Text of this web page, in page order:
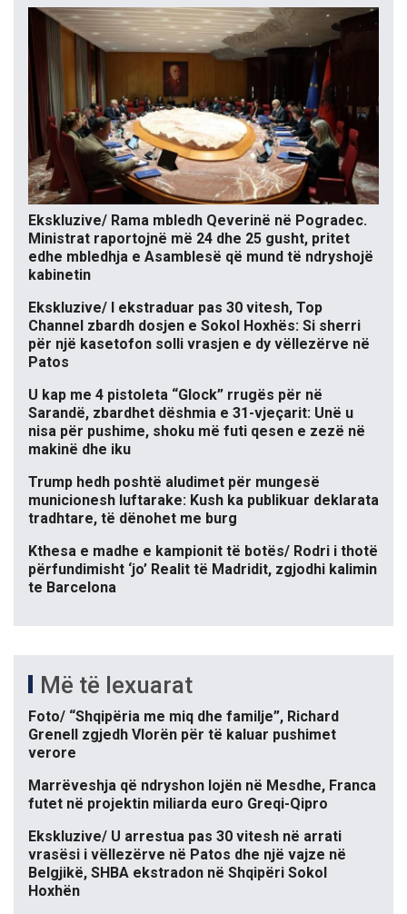
Ekskluzive/ Rama mbledh Qeverinë në Pogradec.
Ministrat raportojnë më 24 dhe 25 gusht, pritet
edhe mbledhja e Asamblesë që mund të ndryshojë
kabinetin
Ekskluzive/ I ekstraduar pas 30 vitesh, Top
Channel zbardh dosjen e Sokol Hoxhës: Si sherri
për një kasetofon solli vrasjen e dy vëllezërve në
Patos
U kap me 4 pistoleta “Glock” rrugës për në
Sarandë, zbardhet dëshmia e 31-vjeçarit: Unë u
nisa për pushime, shoku më futi qesen e zezë në
makinë dhe iku
Trump hedh poshtë aludimet për mungesë
municionesh luftarake: Kush ka publikuar deklarata
tradhtare, të dënohet me burg
Kthesa e madhe e kampionit të botës/ Rodri i thotë
përfundimisht ‘jo’ Realit të Madridit, zgjodhi kalimin
te Barcelona
Më të lexuarat
Foto/ “Shqipëria me miq dhe familje”, Richard
Grenell zgjedh Vlorën për të kaluar pushimet
verore
Marrëveshja që ndryshon lojën në Mesdhe, Franca
futet në projektin miliarda euro Greqi-Qipro
Ekskluzive/ U arrestua pas 30 vitesh në arrati
vrasësi i vëllezërve në Patos dhe një vajze në
Belgjikë, SHBA ekstradon në Shqipëri Sokol
Hoxhën